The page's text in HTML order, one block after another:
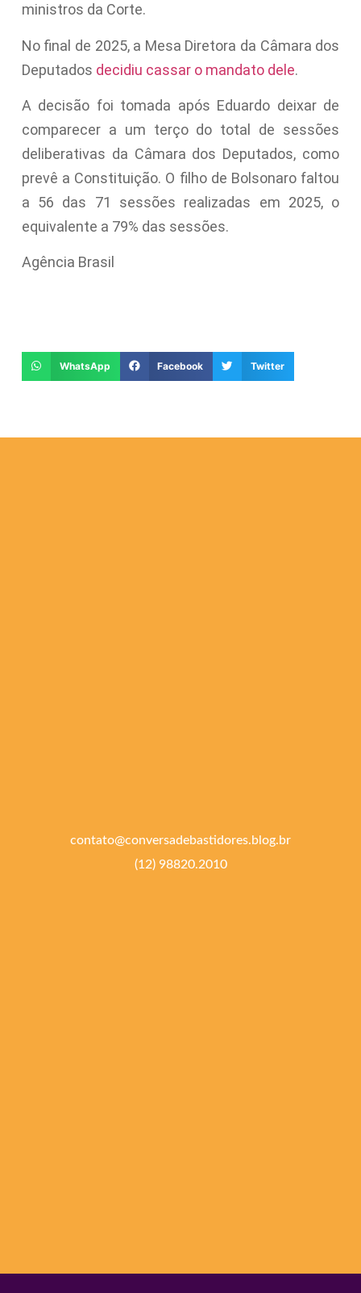
ministros da Corte.
No final de 2025, a Mesa Diretora da Câmara dos
Deputados decidiu cassar o mandato dele.
A decisão foi tomada após Eduardo deixar de
comparecer a um terço do total de sessões
deliberativas da Câmara dos Deputados, como
prevê a Constituição. O filho de Bolsonaro faltou
a 56 das 71 sessões realizadas em 2025, o
equivalente a 79% das sessões.
Agência Brasil
WhatsApp Facebook Twitter
contato@conversadebastidores.blog.br
(12) 98820.2010